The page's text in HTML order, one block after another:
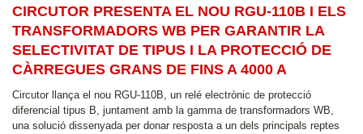
CIRCUTOR PRESENTA EL NOU RGU-110B I ELS
TRANSFORMADORS WB PER GARANTIR LA
SELECTIVITAT DE TIPUS I LA PROTECCIÓ DE
CÀRREGUES GRANS DE FINS A 4000 A
Circutor llança el nou RGU-110B, un relé electrònic de protecció
diferencial tipus B, juntament amb la gamma de transformadors WB,
una solució dissenyada per donar resposta a un dels principals reptes